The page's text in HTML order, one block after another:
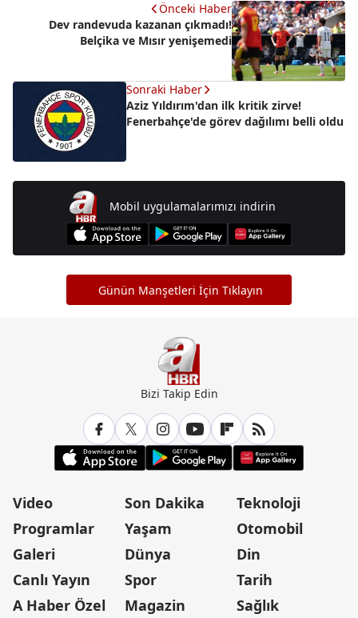
Önceki Haber
Dev randevuda kazanan çıkmadı!
Belçika ve Mısır yenişemedi
Sonraki Haber
Aziz Yıldırım'dan ilk kritik zirve!
Fenerbahçe'de görev dağılımı belli oldu
Mobil uygulamalarımızı indirin
Günün Manşetleri İçin Tıklayın
Bizi Takip Edin
Video
Programlar
Galeri
Canlı Yayın
A Haber Özel
Son Dakika
Yaşam
Dünya
Spor
Magazin
Teknoloji
Otomobil
Din
Tarih
Sağlık